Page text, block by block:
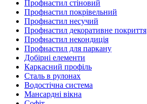
Профнастил стіновий
Профнастил покрівельний
Профнастил несучий
Профнастил декоративне покриття
Профнастил некондиція
Профнастил для паркану
Добірні елементи
Каркасний профіль
Сталь в рулонах
Водостічна система
Мансардні вікна